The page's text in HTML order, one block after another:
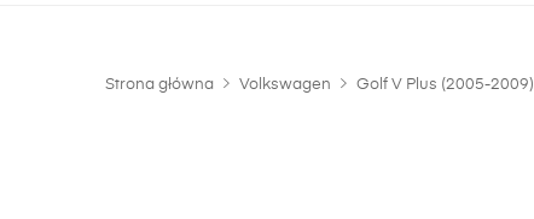
Strona główna Volkswagen Golf V Plus (2005-2009)